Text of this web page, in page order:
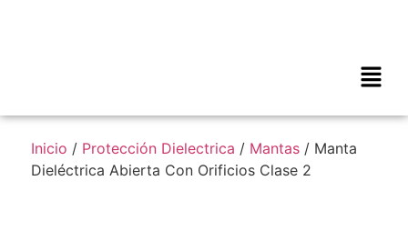
Inicio / Protección Dielectrica / Mantas / Manta
Dieléctrica Abierta Con Orificios Clase 2